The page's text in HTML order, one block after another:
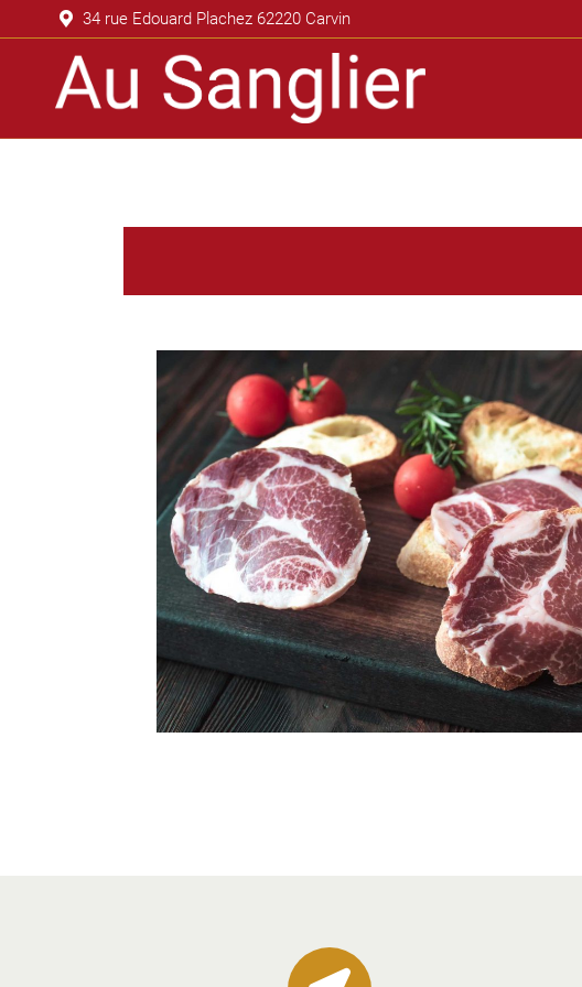
34 rue Edouard Plachez 62220 Carvin
Accueil Traiteur